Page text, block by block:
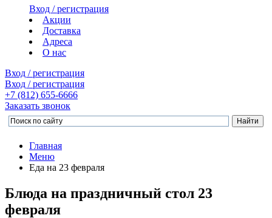
Вход / регистрация
Акции
Доставка
Адреса
О нас
Вход / регистрация
Вход / регистрация
+7 (812) 655-6666
Заказать звонок
Главная
Меню
Еда на 23 февраля
Блюда на праздничный стол 23
февраля